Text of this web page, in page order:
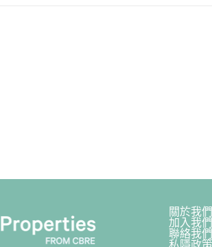
關於我們
加入我們
聯絡我們